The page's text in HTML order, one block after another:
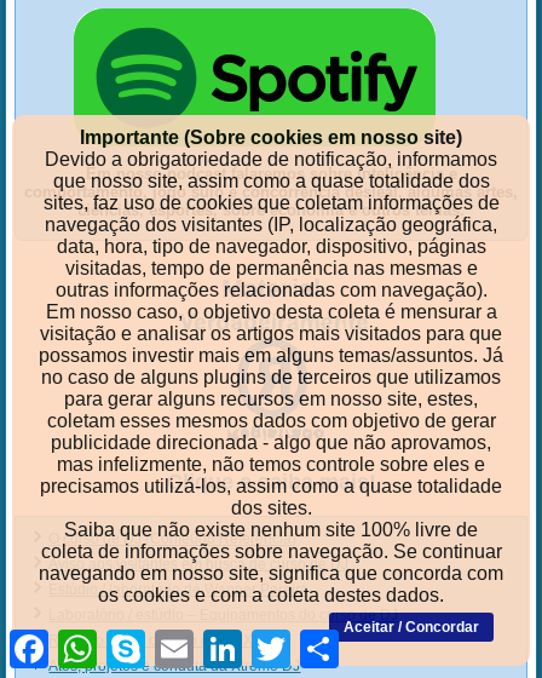
Em nosso podcast falaremos sobre inteligência e
comportamento, jogo sujo e concorrência desleal, algumas artes,
ciências, esportes, sobre economia e outros temas.
Material
Clique e saiba mais!
O curso de DJ (Conteúdo Referência)
Aviso aos visitantes em busca de curso de DJ
Estúdio / laboratório de Wagner Pereira
Laboratório / estúdio – Equipamentos do curso de DJ
Resumo sobre o curso de DJ Xtreme
Atos, projetos e conduta da Xtreme DJ
FacebookWhatsApp
Skype Email LinkedInTwitterShare
Importante (Sobre cookies em nosso site)
Devido a obrigatoriedade de notificação, informamos
que nosso site, assim como a quase totalidade dos
sites, faz uso de cookies que coletam informações de
navegação dos visitantes (IP, localização geográfica,
data, hora, tipo de navegador, dispositivo, páginas
visitadas, tempo de permanência nas mesmas e
outras informações relacionadas com navegação).
Em nosso caso, o objetivo desta coleta é mensurar a
visitação e analisar os artigos mais visitados para que
possamos investir mais em alguns temas/assuntos. Já
no caso de alguns plugins de terceiros que utilizamos
para gerar alguns recursos em nosso site, estes,
coletam esses mesmos dados com objetivo de gerar
publicidade direcionada - algo que não aprovamos,
mas infelizmente, não temos controle sobre eles e
precisamos utilizá-los, assim como a quase totalidade
dos sites.
Saiba que não existe nenhum site 100% livre de
coleta de informações sobre navegação. Se continuar
navegando em nosso site, significa que concorda com
os cookies e com a coleta destes dados.
Aceitar / Concordar